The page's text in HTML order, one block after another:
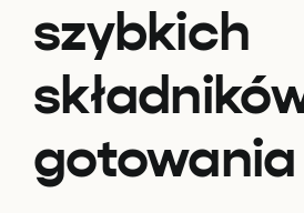
szybkich
gotowania